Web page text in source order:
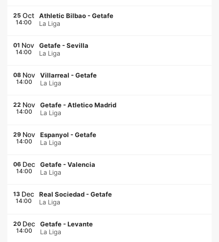
25 Oct
14:00
Athletic Bilbao -Getafe
La Liga
01 Nov
14:00
Getafe -Sevilla
La Liga
08 Nov
14:00
Villarreal -Getafe
La Liga
22 Nov
14:00
Getafe -Atletico Madrid
La Liga
29 Nov
14:00
Espanyol -Getafe
La Liga
06 Dec
14:00
Getafe -Valencia
La Liga
13 Dec
14:00
Real Sociedad -Getafe
La Liga
20 Dec
14:00
Getafe -Levante
La Liga